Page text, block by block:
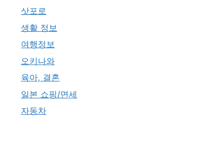
삿포로
생활 정보
여행정보
오키나와
육아, 결혼
일본 쇼핑/면세
자동차